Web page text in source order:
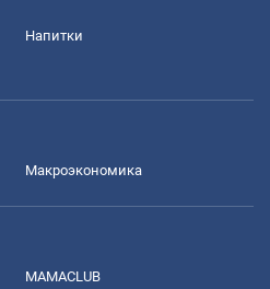
Напитки
Mакроэкономика
MAMACLUB